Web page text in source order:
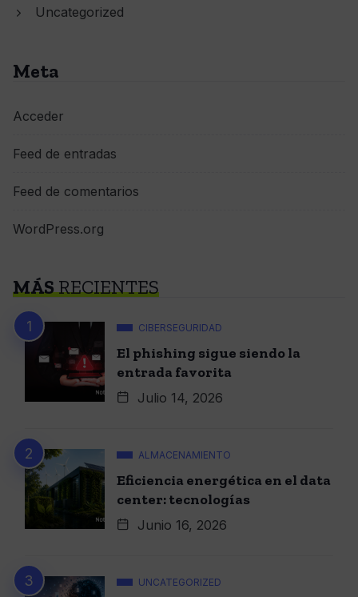
Uncategorized
Meta
Acceder
Feed de entradas
Feed de comentarios
WordPress.org
MÁSRECIENTES
CIBERSEGURIDAD
El phishing sigue siendo la
entrada favorita
Julio 14, 2026
ALMACENAMIENTO
Eficiencia energética en el data
center: tecnologías
Junio 16, 2026
UNCATEGORIZED